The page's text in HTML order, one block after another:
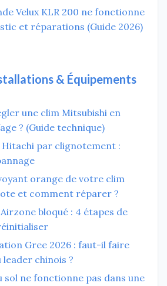
Velux KLR 200 ne fonctionne
et réparations (Guide 2026)
& Équipements
une clim Mitsubishi en
? (Guide technique)
par clignotement :
orange de votre clim
et comment réparer ?
bloqué : 4 étapes de
Gree 2026 : faut-il faire
leader chinois ?
sol ne fonctionne pas dans une